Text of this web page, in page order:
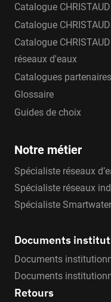
Catalogue CHRISTAUD
Catalogue
Catalogue
réseaux d'eaux
Catalogues partenaires
Glossaire
Guides de choix
Notre métier
Spécialiste réseaux
Spécialiste réseaux
Spécialiste Smartwater
Documents
Documents
Documents
Retours